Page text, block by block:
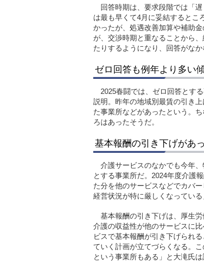
回答時期は、要求段階では「
は最も早くて4月に妥結するとこ
かったが、処遇改善加算や補助
が、交渉時期と重なることから
たりするようになり、回答がな
ゼロ回答も例年より多い
2025春闘では、ゼロ回答とす
説明。昨年の地域別最賃の引き
た事業所などがあったという。
ろはあったそうだ。
基本報酬の引き下げがあ
介護サービスのなかでも今年
とする事業所だ。2024年度介護
た分を他のサービスなどでカバ
経営状況が特に厳しくなっている
基本報酬の引き下げは、厚生
介護の収益性が他のサービスに
ビスで基本報酬が引き下げられ
ていく計画が立てづらくなる。
という事業所もある」と大滝氏は